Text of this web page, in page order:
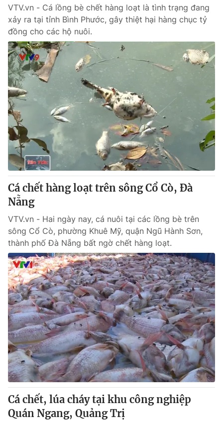
VTV.vn - Cá lồng bè chết hàng loạt là tình trạng đang
xảy ra tại tỉnh Bình Phước, gây thiệt hại hàng chục tỷ
đồng cho các hộ nuôi.
Cá chết hàng loạt trên sông Cổ Cò, Đà
Nẵng
VTV.vn - Hai ngày nay, cá nuôi tại các lồng bè trên
sông Cổ Cò, phường Khuê Mỹ, quận Ngũ Hành Sơn,
thành phố Đà Nẵng bất ngờ chết hàng loạt.
Cá chết, lúa cháy tại khu công nghiệp
Quán Ngang, Quảng Trị